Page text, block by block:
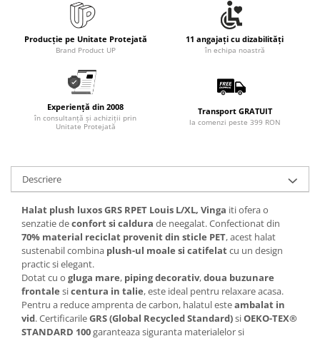
Articole pentru rufe, casa,
geamuri, mobila
Intretinere si odorizante masina
Saci de gunoi
Tipografie si stampile
Formulare tipizate
Caiete si blocnotesuri
personalizate
Stampile, tusiere si tus
Protectia muncii si Imbracaminte
Imbracaminte
Tricouri
Bluze & Pulovere
Producție pe Unitate Protejată
Brand Product UP
11 angajați cu dizabilități
în echipa noastră
Experiență din 2008
în consultanță și achiziții prin
Unitate Protejată
Transport GRATUIT
la comenzi peste 399 RON
Descriere
Halat plush luxos GRS RPET Louis L/XL, Vinga iti ofera o
senzatie deconfort si caldura de neegalat. Confectionat din
70% material reciclat provenit din sticle PET, acest halat
sustenabil combina plush-ul moale si catifelatcu un design
practic si elegant.
Dotat cu o gluga mare, piping decorativ,doua buzunare
frontale sicentura in talie, este ideal pentru relaxare acasa.
Pentru a reduce amprenta de carbon, halatul esteambalat in
vid. CertificarileGRS (Global Recycled Standard)siOEKO-TEX®
STANDARD 100garanteaza siguranta materialelor si